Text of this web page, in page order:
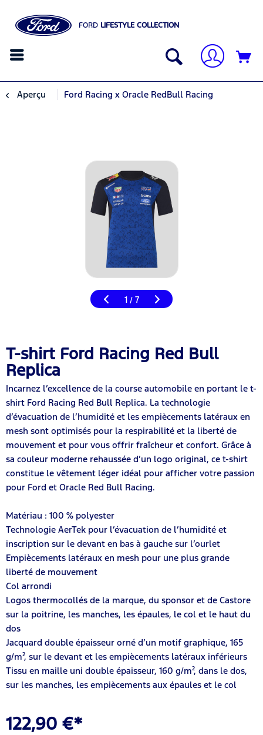
FORD LIFESTYLE COLLECTION
Aperçu Ford Racing x Oracle RedBull Racing
1 / 7
T-shirt Ford Racing Red Bull
Replica
Incarnez l’excellence de la course automobile en portant le t-
shirt Ford Racing Red Bull Replica. La technologie
d’évacuation de l’humidité et les empiècements latéraux en
mesh sont optimisés pour la respirabilité et la liberté de
mouvement et pour vous offrir fraîcheur et confort. Grâce à
sa couleur moderne rehaussée d’un logo original, ce t-shirt
constitue le vêtement léger idéal pour afficher votre passion
pour Ford et Oracle Red Bull Racing.
Matériau : 100 % polyester
Technologie AerTek pour l’évacuation de l’humidité et
inscription sur le devant en bas à gauche sur l’ourlet
Empiècements latéraux en mesh pour une plus grande
liberté de mouvement
Col arrondi
Logos thermocollés de la marque, du sponsor et de Castore
sur la poitrine, les manches, les épaules, le col et le haut du
dos
Jacquard double épaisseur orné d’un motif graphique, 165
g/m², sur le devant et les empiècements latéraux inférieurs
Tissu en maille uni double épaisseur, 160 g/m², dans le dos,
sur les manches, les empiècements aux épaules et le col
122,90 €*